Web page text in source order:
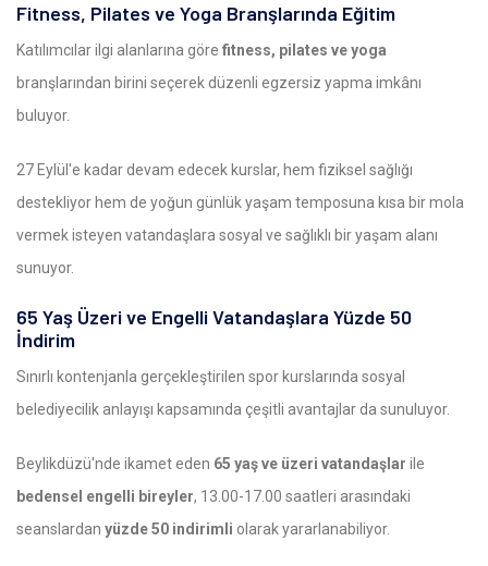
Fitness, Pilates ve Yoga Branşlarında Eğitim
Katılımcılar ilgi alanlarına göre fitness, pilates ve yoga
branşlarından birini seçerek düzenli egzersiz yapma imkânı
buluyor.
27 Eylül'e kadar devam edecek kurslar, hem fiziksel sağlığı
destekliyor hem de yoğun günlük yaşam temposuna kısa bir mola
vermek isteyen vatandaşlara sosyal ve sağlıklı bir yaşam alanı
sunuyor.
65 Yaş Üzeri ve Engelli Vatandaşlara Yüzde 50
İndirim
Sınırlı kontenjanla gerçekleştirilen spor kurslarında sosyal
belediyecilik anlayışı kapsamında çeşitli avantajlar da sunuluyor.
Beylikdüzü'nde ikamet eden 65 yaş ve üzeri vatandaşlar ile
bedensel engelli bireyler, 13.00-17.00 saatleri arasındaki
seanslardan yüzde 50 indirimli olarak yararlanabiliyor.